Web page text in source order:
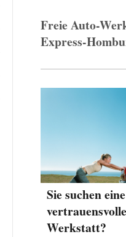
Freie
Express-
Sie suchen eine
vertrauensvolle
Werkstatt?